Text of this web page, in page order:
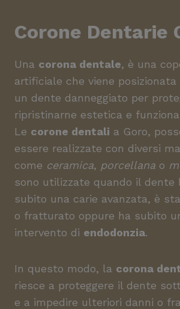
Corone Dentarie
Una corona dentale, è una
artificiale che viene posizionata
un dente danneggiato per
ripristinarne estetica e
Le corone dentali a Goro,
essere realizzate con diversi
come ceramica, porcellana o
sono utilizzate quando il dente
subito una carie avanzata, è
o fratturato oppure ha subito
intervento di endodonzia.
In questo modo, la corona
riesce a proteggere il dente
e a impedire ulteriori danni o